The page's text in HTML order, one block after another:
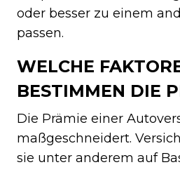
oder besser zu einem
passen.
WELCHE
BESTIMMEN DIE
Die Prämie einer
maßgeschneidert.
sie unter anderem auf